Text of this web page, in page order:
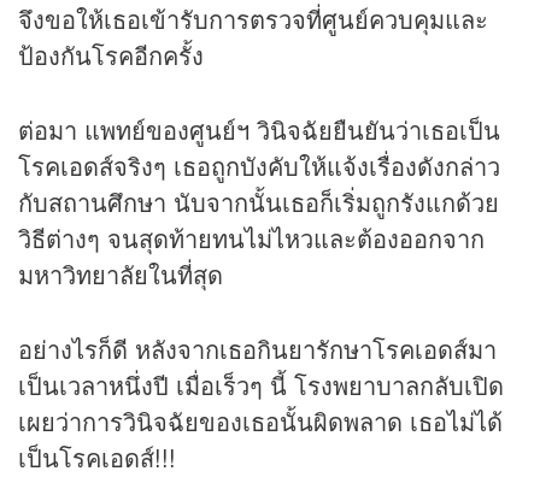
จึงขอให้เธอเข้ารับการตรวจที่ศูนย์ควบคุมและ
ป้องกันโรคอีกครั้ง
ต่อมา แพทย์ของศูนย์ฯ วินิจฉัยยืนยันว่าเธอเป็น
โรคเอดส์จริงๆ เธอถูกบังคับให้แจ้งเรื่องดังกล่าว
กับสถานศึกษา นับจากนั้นเธอก็เริ่มถูกรังแกด้วย
วิธีต่างๆ จนสุดท้ายทนไม่ไหวและต้องออกจาก
มหาวิทยาลัยในที่สุด
อย่างไรก็ดี หลังจากเธอกินยารักษาโรคเอดส์มา
เป็นเวลาหนึ่งปี เมื่อเร็วๆ นี้ โรงพยาบาลกลับเปิด
เผยว่าการวินิจฉัยของเธอนั้นผิดพลาด เธอไม่ได้
เป็นโรคเอดส์!!!